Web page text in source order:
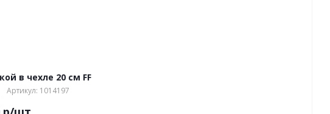
в чехле 20 см FF
Артикул: 1014197